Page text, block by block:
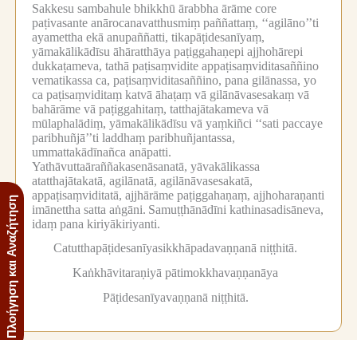
Πλοήγηση και Αναζήτηση
Sakkesu sambahule bhikkhū ārabbha ārāme core
paṭivasante anārocanavatthusmiṃ paññattaṃ, ‘‘agilāno’’ti
ayamettha ekā anupaññatti, tikapāṭidesanīyaṃ,
yāmakālikādīsu āhāratthāya paṭiggahaṇepi ajjhohārepi
dukkaṭameva, tathā paṭisaṃvidite appaṭisaṃviditasaññino
vematikassa ca, paṭisaṃviditasaññino, pana gilānassa, yo
ca paṭisaṃviditaṃ katvā āhaṭaṃ vā gilānāvasesakaṃ vā
bahārāme vā paṭiggahitaṃ, tatthajātakameva vā
mūlaphalādiṃ, yāmakālikādīsu vā yaṃkiñci ‘‘sati paccaye
paribhuñjā’’ti laddhaṃ paribhuñjantassa,
ummattakādīnañca anāpatti.
Yathāvuttaāraññakasenāsanatā, yāvakālikassa
atatthajātakatā, agilānatā, agilānāvasesakatā,
appaṭisaṃviditatā, ajjhārāme paṭiggahaṇaṃ, ajjhoharaṇanti
imānettha satta aṅgāni. Samuṭṭhānādīni kathinasadisāneva,
idaṃ pana kiriyākiriyanti.
Catutthapāṭidesanīyasikkhāpadavaṇṇanā niṭṭhitā.
Kaṅkhāvitaraṇiyā pātimokkhavaṇṇanāya
Pāṭidesanīyavaṇṇanā niṭṭhitā.